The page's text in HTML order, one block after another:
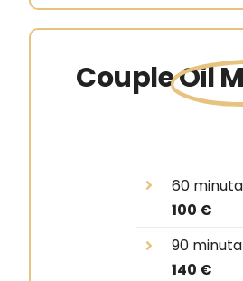
CoupleOil
60
100 €
90
140 €